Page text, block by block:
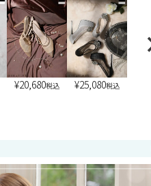
¥20,680税込 ¥25,080税込